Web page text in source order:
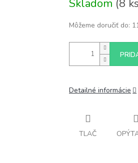
cena:
Skladom (8
Môžeme doručiť do:
Detailné informácie
TLAČ